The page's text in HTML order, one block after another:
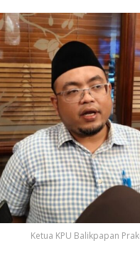
Ketua KPU Balikpapan